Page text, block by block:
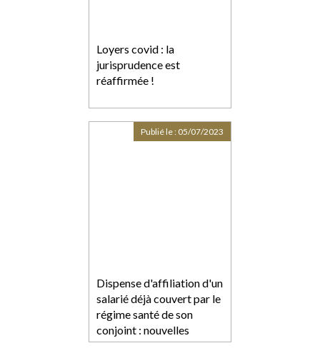
Loyers covid : la
jurisprudence est
réaffirmée !
Dispense d'affiliation d'un
salarié déjà couvert par le
régime santé de son
conjoint : nouvelles
précisions
Publié le : 05/07/2023